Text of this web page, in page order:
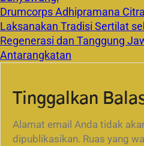
Drumcorps Adhipramana
Laksanakan Tradisi Sertilat
Regenerasi dan Tanggung
Antarangkatan
Tinggalkan
Alamat email Anda tidak
dipublikasikan. Ruas yang